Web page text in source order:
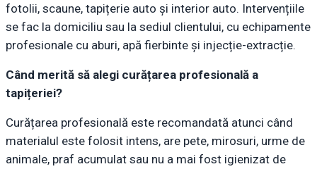
fotolii, scaune, tapițerie auto și interior auto. Intervențiile
se fac la domiciliu sau la sediul clientului, cu echipamente
profesionale cu aburi, apă fierbinte și injecție-extracție.
Când merită să alegi curățarea profesională a
tapițeriei?
Curățarea profesională este recomandată atunci când
materialul este folosit intens, are pete, mirosuri, urme de
animale, praf acumulat sau nu a mai fost igienizat de